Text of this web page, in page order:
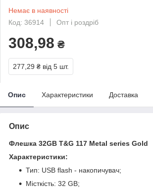
Немає в наявності
Код: 36914
Опт і роздріб
308,98 ₴
277,29 ₴ від 5 шт.
Опис Характеристики Доставка
Опис
Флешка 32GB T&G 117 Metal series Gold
Характеристики:
Тип: USB flash - накопичувач;
Місткість: 32 GB;